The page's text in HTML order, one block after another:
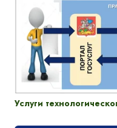
Услуги